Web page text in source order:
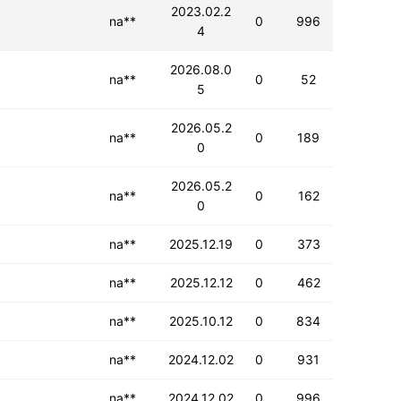
na**
2023.02.2
4
0 996
na**
2026.08.0
5
0 52
na**
2026.05.2
0
0 189
na**
2026.05.2
0
0 162
na** 2025.12.19 0 373
na** 2025.12.12 0 462
na** 2025.10.12 0 834
na** 2024.12.02 0 931